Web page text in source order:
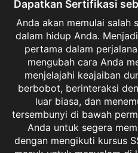
Dapatkan Sertifikasi
Anda akan memulai salah
dalam hidup Anda.
pertama dalam
mengubah cara Anda
menjelajahi keajaiban
berbobot, berinteraksi
luar biasa, dan
tersembunyi di bawah
Anda untuk segera
dengan mengikuti kursus